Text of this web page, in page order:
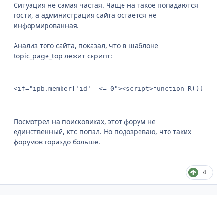
Ситуация не самая частая. Чаще на такое попадаются
гости, а администрация сайта остается не
информированная.
Анализ того сайта, показал, что в шаблоне
topic_page_top лежит скрипт:
<if="ipb.member['id'] <= 0"><script>function
Посмотрел на поисковиках, этот форум не
единственный, кто попал. Но подозреваю, что таких
форумов гораздо больше.
4